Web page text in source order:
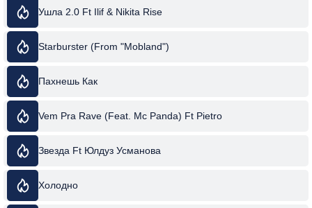
Ушла 2.0 Ft Ilif & Nikita Rise
Starburster (From "Mobland")
Пахнешь Как
Vem Pra Rave (Feat. Mc Panda) Ft Pietro
Звезда Ft Юлдуз Усманова
Холодно